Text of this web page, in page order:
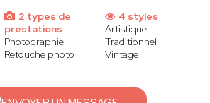
2 types de
prestations
Photographie
Retouche photo
4 styles
Artistique
Traditionnel
Vintage